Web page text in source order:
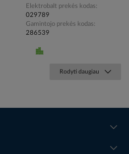
Elektrobalt prekės kodas
029789
Gamintojo prekės kodas
286539
Rodyti daugiau